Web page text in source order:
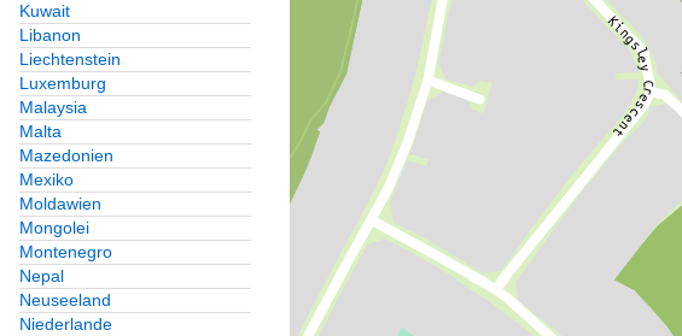
Kuwait
Libanon
Liechtenstein
Luxemburg
Malaysia
Malta
Mazedonien
Mexiko
Moldawien
Mongolei
Montenegro
Nepal
Neuseeland
Niederlande